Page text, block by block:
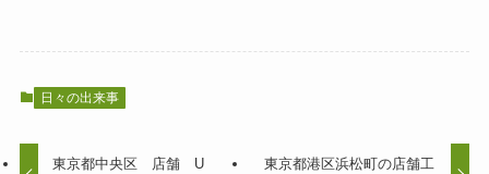
日々の出来事
東京都中央区 店舗 U
東京都港区浜松町の店舗工